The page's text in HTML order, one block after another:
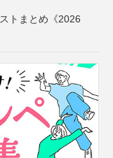
トまとめ《2026